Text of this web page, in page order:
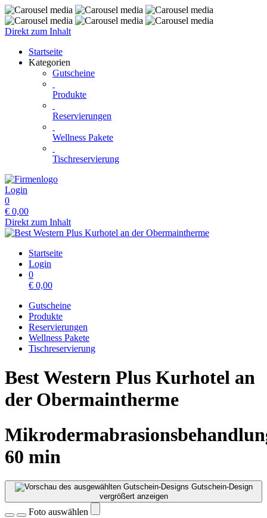
Direkt zum Inhalt
Startseite
Kategorien
Gutscheine
Produkte
Reservierungen
Wellness Pakete
Tischreservierung
Login
0
€ 0,00
Direkt zum Inhalt
Startseite
Login
0
€ 0,00
Gutscheine
Produkte
Reservierungen
Wellness Pakete
Tischreservierung
Best Western Plus Kurhotel an
der Obermaintherme
60 min
Gutschein-Design
vergrößert anzeigen
Foto auswählen